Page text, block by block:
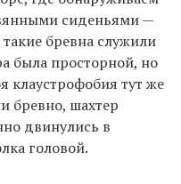
сиденьями —
бревна служили
была просторной, но
клаустрофобия тут же
бревно, шахтер
двинулись в
головой.